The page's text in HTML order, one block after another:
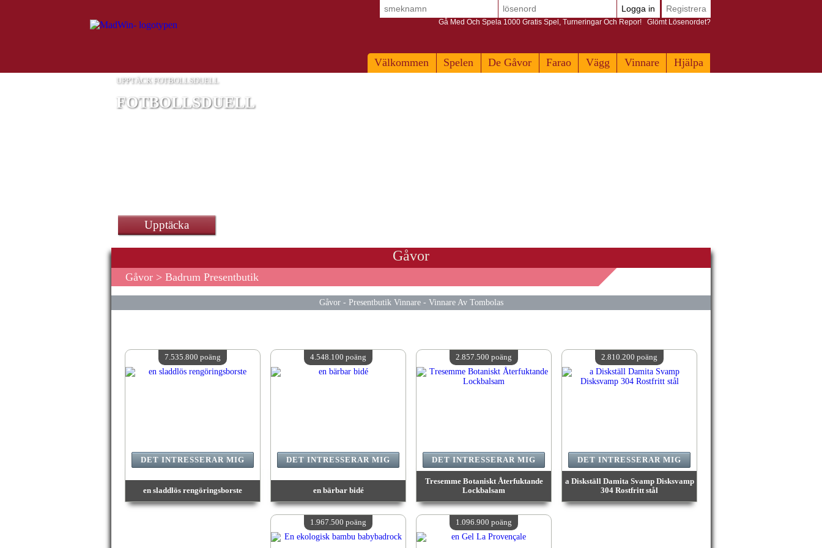
Välkommen Spelen De Gåvor Farao Vägg Vinnare Hjälpa
Logga in Registrera
Gå Med Och Spela 1000 Gratis Spel, Turneringar Och Repor! Glömt Lösenordet?
UPPTÄCK FOTBOLLSDUELL
FOTBOLLSDUELL
Upptäcka
Gåvor
Gåvor > Badrum Presentbutik
Gåvor- Presentbutik Vinnare- Vinnare Av Tombolas
en sladdlös rengöringsborste
värde:7 535 800 MadPoints
DET INTRESSERAR MIG
7.535.800 poäng
en bärbar bidé
värde:4 548 100 MadPoints
Antal tillgängliga:4
DET INTRESSERAR MIG
4.548.100 poäng
Tresemme Botaniskt Återfuktande
Lockbalsam
värde:2 857 500 MadPoints
Antal tillgängliga:4
DET INTRESSERAR MIG
2.857.500 poäng
a Diskställ Damita Svamp Disksvamp
304 Rostfritt stål
värde:2 810 200 MadPoints
DET INTRESSERAR MIG
2.810.200 poäng
1.967.500 poäng 1.096.900 poäng